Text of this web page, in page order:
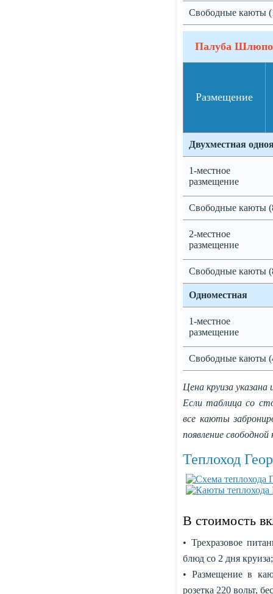
Свободные каюты
Палуба
Размещение
Двухместная
1-местное
размещение
Свободные каюты
2-местное
размещение
Свободные каюты
Одноместная
1-местное
размещение
Свободные каюты
Цена круиза указана
Если таблица со
все каюты
появление
Теплоход
В стоимость
• Трехразовое
блюд со 2 дня круиза;
• Размещение в
розетка 220 вольт,